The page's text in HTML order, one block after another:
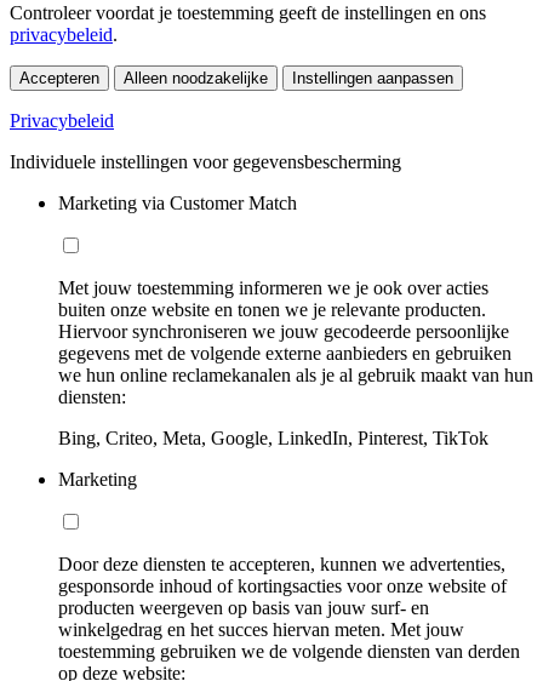
Controleer voordat je toestemming geeft de instellingen en ons
privacybeleid.
Accepteren Alleen noodzakelijke Instellingen aanpassen
Privacybeleid
Individuele instellingen voor gegevensbescherming
Marketing via Customer Match
Met jouw toestemming informeren we je ook over acties
buiten onze website en tonen we je relevante producten.
Hiervoor synchroniseren we jouw gecodeerde persoonlijke
gegevens met de volgende externe aanbieders en gebruiken
we hun online reclamekanalen als je al gebruik maakt van hun
diensten:
Bing, Criteo, Meta, Google, LinkedIn, Pinterest, TikTok
Marketing
Door deze diensten te accepteren, kunnen we advertenties,
gesponsorde inhoud of kortingsacties voor onze website of
producten weergeven op basis van jouw surf- en
winkelgedrag en het succes hiervan meten. Met jouw
toestemming gebruiken we de volgende diensten van derden
op deze website: